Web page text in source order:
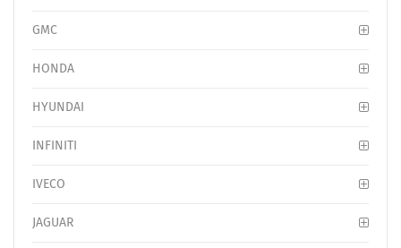
GMC
HONDA
HYUNDAI
INFINITI
IVECO
JAGUAR